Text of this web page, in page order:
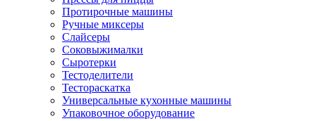
Протирочные машины
Ручные миксеры
Слайсеры
Соковыжималки
Сыротерки
Тестоделители
Тестораскатка
Универсальные кухонные машины
Упаковочное оборудование